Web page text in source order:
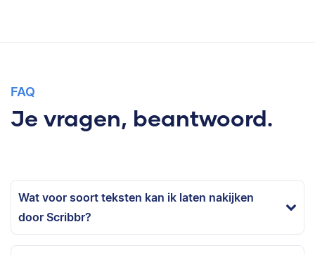
FAQ
Je vragen, beantwoord.
Wat voor soort teksten kan ik laten nakijken
door Scribbr?